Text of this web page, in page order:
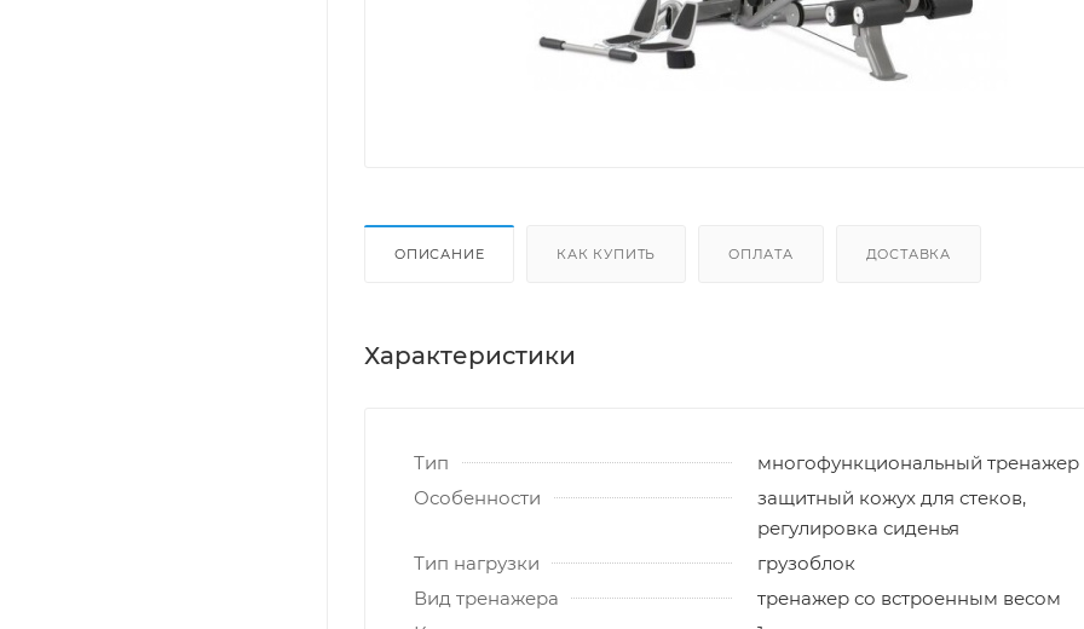
ОПИСАНИЕ КАК КУПИТЬ ОПЛАТА ДОСТАВКА
Характеристики
Тип
многофункциональный тренажер
Особенности
защитный кожух для стеков,
регулировка сиденья
Тип нагрузки
грузоблок
Вид тренажера
тренажер со встроенным весом